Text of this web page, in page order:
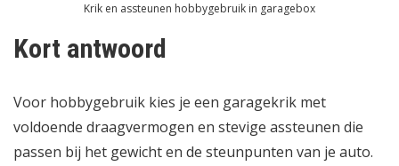
Krik en assteunen hobbygebruik in garagebox
Kort antwoord
Voor hobbygebruik kies je een garagekrik met
voldoende draagvermogen en stevige assteunen die
passen bij het gewicht en de steunpunten van je auto.